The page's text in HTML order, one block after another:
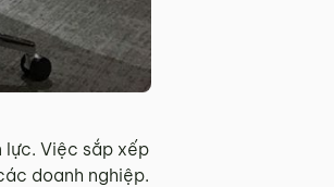
lực. Việc sắp xếp
doanh nghiệp.